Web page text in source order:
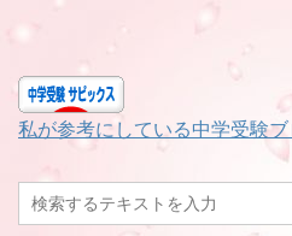
私が参考にしている中学受験